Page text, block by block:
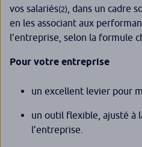
vos salariés(2) , dans un cadre
en les associant aux
l’entreprise, selon la formule
Pour votre entreprise
un excellent levier pour
un outil flexible, ajusté à
l’entreprise.